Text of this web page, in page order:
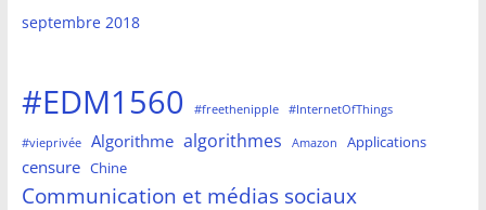
septembre 2018
#EDM1560 #freethenipple #InternetOfThings
#vieprivée Algorithme algorithmes Amazon Applications
censure Chine
Communication et médias sociaux